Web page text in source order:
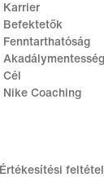
Karrier
Befektetők
Fenntarthatóság
Akadálymentesség
Cél
Nike Coaching
Értékesítési